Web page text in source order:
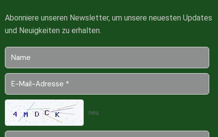
Abonniere unseren Newsletter, um unsere neuesten Updates
und Neuigkeiten zu erhalten.
neu